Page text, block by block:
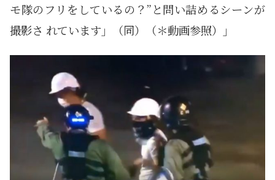
モ隊のフリをしているの？”と問い詰めるシーンが
撮影さ れています」（同）（＊動画参照）」